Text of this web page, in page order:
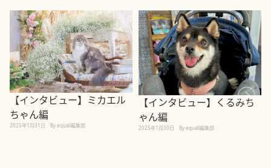
【インタビュー】ミカエル
ちゃん編
2025年1月31日 By equall編集部
【インタビュー】くるみち
ゃん編
2025年1月30日 By equall編集部